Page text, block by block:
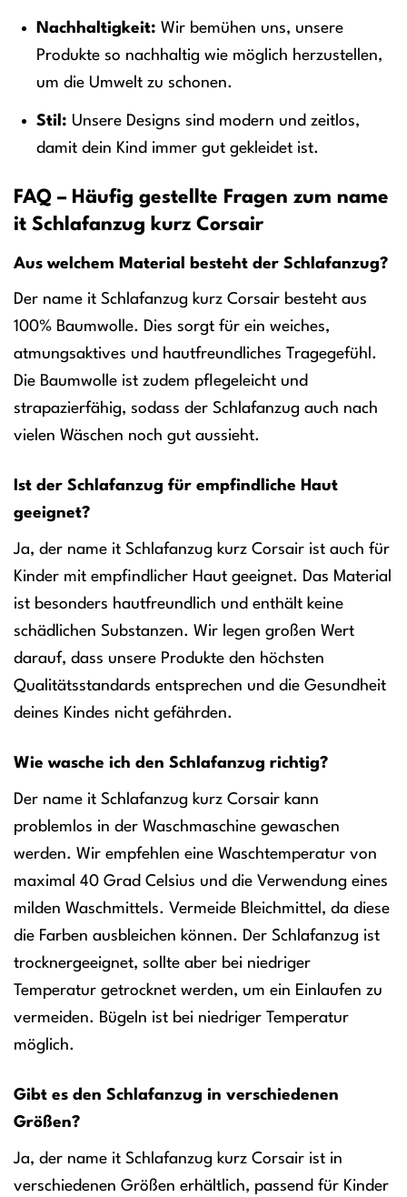
Nachhaltigkeit: Wir bemühen uns, unsere
Produkte so nachhaltig wie möglich herzustellen,
um die Umwelt zu schonen.
Stil: Unsere Designs sind modern und zeitlos,
damit dein Kind immer gut gekleidet ist.
FAQ – Häufig gestellte Fragen zum name
it Schlafanzug kurz Corsair
Aus welchem Material besteht der Schlafanzug?
Der name it Schlafanzug kurz Corsair besteht aus
100% Baumwolle. Dies sorgt für ein weiches,
atmungsaktives und hautfreundliches Tragegefühl.
Die Baumwolle ist zudem pflegeleicht und
strapazierfähig, sodass der Schlafanzug auch nach
vielen Wäschen noch gut aussieht.
Ist der Schlafanzug für empfindliche Haut
geeignet?
Ja, der name it Schlafanzug kurz Corsair ist auch für
Kinder mit empfindlicher Haut geeignet. Das Material
ist besonders hautfreundlich und enthält keine
schädlichen Substanzen. Wir legen großen Wert
darauf, dass unsere Produkte den höchsten
Qualitätsstandards entsprechen und die Gesundheit
deines Kindes nicht gefährden.
Wie wasche ich den Schlafanzug richtig?
Der name it Schlafanzug kurz Corsair kann
problemlos in der Waschmaschine gewaschen
werden. Wir empfehlen eine Waschtemperatur von
maximal 40 Grad Celsius und die Verwendung eines
milden Waschmittels. Vermeide Bleichmittel, da diese
die Farben ausbleichen können. Der Schlafanzug ist
trocknergeeignet, sollte aber bei niedriger
Temperatur getrocknet werden, um ein Einlaufen zu
vermeiden. Bügeln ist bei niedriger Temperatur
möglich.
Gibt es den Schlafanzug in verschiedenen
Größen?
Ja, der name it Schlafanzug kurz Corsair ist in
verschiedenen Größen erhältlich, passend für Kinder